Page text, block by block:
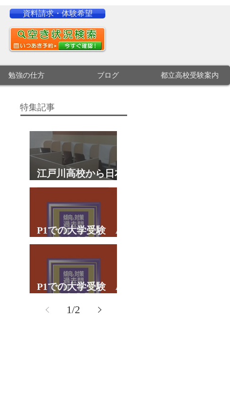
資料請求・体験希望
勉強の仕方 ブログ 都立高校受験案内
特集記事
江戸川高校から日本
大学文理学部に合
格 合格体験談
P1での大学受験 A
君の体験談パート２
P1での大学受験 A
1/2